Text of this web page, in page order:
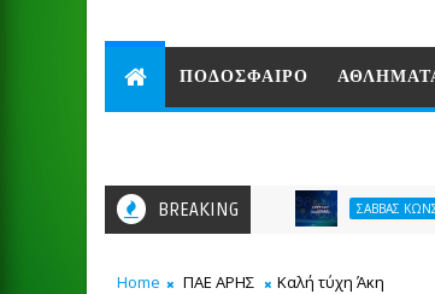
ΠΟΔΟΣΦΑΙΡΟ
BREAKING ΣΑΒΒΑΣ
Home ΠΑΕ ΑΡΗΣ Καλή τύχη Άκη